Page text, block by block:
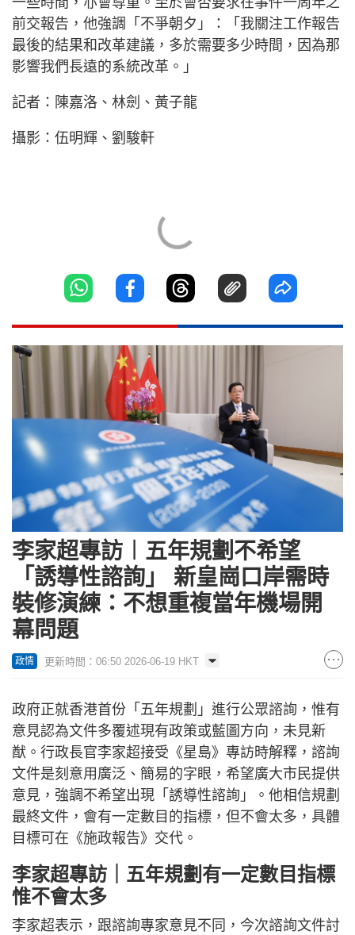
前交報告，他強調「不爭朝夕」：「我關注工作報告
最後的結果和改革建議，多於需要多少時間，因為那
影響我們長遠的系統改革。」
記者：陳嘉洛、林劍、黃子龍
攝影：伍明輝、劉駿軒
李家超專訪︱五年規劃不希望
「誘導性諮詢」 新皇崗口岸需時
裝修演練：不想重複當年機場開
幕問題
政情 更新時間：06:50 2026-06-19 HKT
政府正就香港首份「五年規劃」進行公眾諮詢，惟有
意見認為文件多覆述現有政策或藍圖方向，未見新
猷。行政長官李家超接受《星島》專訪時解釋，諮詢
文件是刻意用廣泛、簡易的字眼，希望廣大市民提供
意見，強調不希望出現「誘導性諮詢」。他相信規劃
最終文件，會有一定數目的指標，但不會太多，具體
目標可在《施政報告》交代。
李家超專訪｜五年規劃有一定數目指標
惟不會太多
李家超表示，跟諮詢專家意見不同，今次諮詢文件討